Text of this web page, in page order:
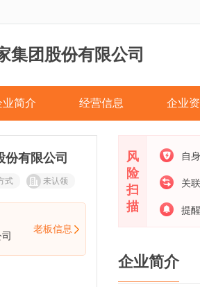
集团股份有限公司
业简介 经营信息 企业
有限公司
式 未认领
老板信息
风
险
扫
描
自
关
提
企业简介